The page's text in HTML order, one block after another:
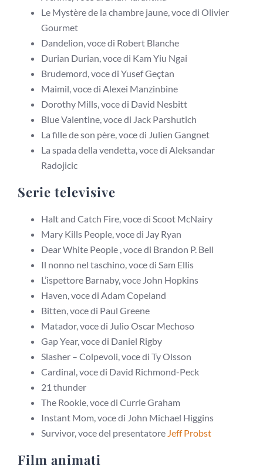
Le Mystère de la chambre jaune, voce di Olivier
Gourmet
Dandelion, voce di Robert Blanche
Durian Durian, voce di Kam Yiu Ngai
Brudemord, voce di Yusef Geçtan
Maimil, voce di Alexei Manzinbine
Dorothy Mills, voce di David Nesbitt
Blue Valentine, voce di Jack Parshutich
La fille de son père, voce di Julien Gangnet
La spada della vendetta, voce di Aleksandar
Radojicic
Serie televisive
Halt and Catch Fire, voce di Scoot McNairy
Mary Kills People, voce di Jay Ryan
Dear White People , voce di Brandon P. Bell
Il nonno nel taschino, voce di Sam Ellis
L’ispettore Barnaby, voce John Hopkins
Haven, voce di Adam Copeland
Bitten, voce di Paul Greene
Matador, voce di Julio Oscar Mechoso
Gap Year, voce di Daniel Rigby
Slasher – Colpevoli, voce di Ty Olsson
Cardinal, voce di David Richmond-Peck
21 thunder
The Rookie, voce di Currie Graham
Instant Mom, voce di John Michael Higgins
Survivor, voce del presentatore Jeff Probst
Film animati